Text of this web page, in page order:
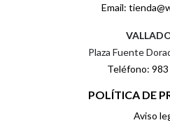
Email:
Plaza Fuente
Teléfono:
POLÍTICA DE
Aviso